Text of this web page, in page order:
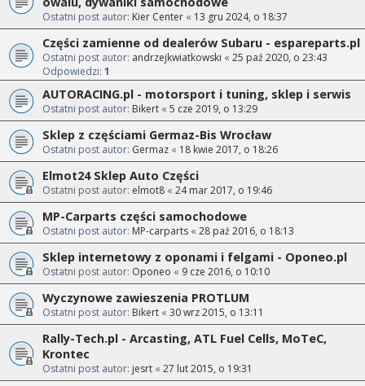
Ostatni post autor: Kier Center « 13 gru 2024, o 18:37
Części zamienne od dealerów Subaru - espareparts.pl
Ostatni post autor: andrzejkwiatkowski « 25 paź 2020, o 23:43
Odpowiedzi: 1
AUTORACING.pl - motorsport i tuning, sklep i serwis
Ostatni post autor: Bikert « 5 cze 2019, o 13:29
Sklep z częściami Germaz-Bis Wrocław
Ostatni post autor: Germaz « 18 kwie 2017, o 18:26
Elmot24 Sklep Auto Części
Ostatni post autor: elmot8 « 24 mar 2017, o 19:46
MP-Carparts części samochodowe
Ostatni post autor: MP-carparts « 28 paź 2016, o 18:13
Sklep internetowy z oponami i felgami - Oponeo.pl
Ostatni post autor: Oponeo « 9 cze 2016, o 10:10
Wyczynowe zawieszenia PROTLUM
Ostatni post autor: Bikert « 30 wrz 2015, o 13:11
Rally-Tech.pl - Arcasting, ATL Fuel Cells, MoTeC,
Krontec
Ostatni post autor: jesrt « 27 lut 2015, o 19:31